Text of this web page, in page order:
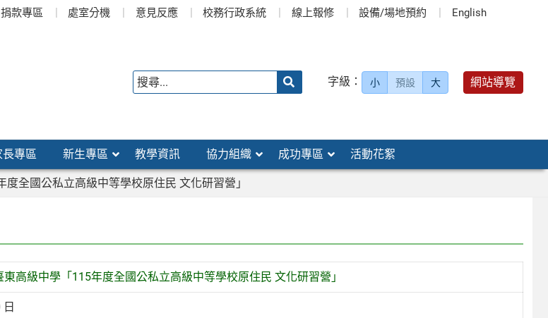
捐款專區 處室分機 意見反應 校務行政系統 線上報修 設備/場地預約 English
字級： 小 預設 大 網站導覽
專區 新生專區 教學資訊 協力組織 成功專區 活動花絮
度全國公私立高級中等學校原住民 文化研習營」
東高級中學「115年度全國公私立高級中等學校原住民 文化研習營」